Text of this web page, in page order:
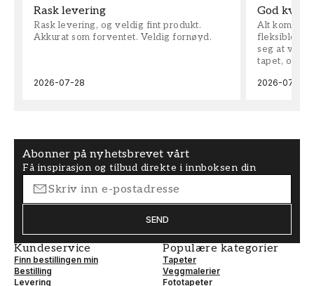
Rask levering
Rask levering, og veldig fint produkt.
Akkurat som forventet. Veldig fornøyd.
2026-07-28
God
Alt kom
fleksible på
seg at vi
tapet, og
2026-07-04
Abonner på nyhetsbrevet vårt
Få inspirasjon og tilbud direkte i innboksen din
SEND
Kundeservice
Finn bestillingen min
Bestilling
Levering
Populære kategorier
Tapeter
Veggmalerier
Fototapeter